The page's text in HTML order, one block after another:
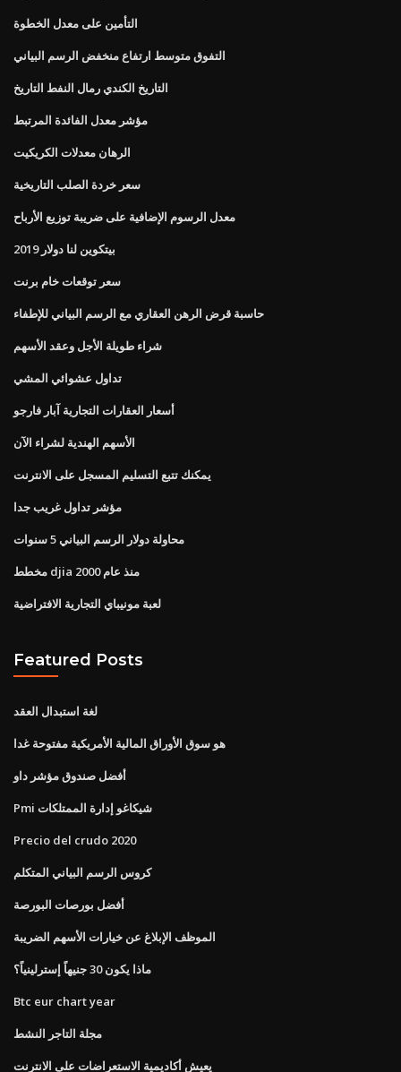
التأمين على معدل الخطوة
التفوق متوسط ​​ارتفاع منخفض الرسم البياني
التاريخ الكندي رمال النفط التاريخ
مؤشر معدل الفائدة المرتبط
الرهان معدلات الكريكيت
سعر خردة الصلب التاريخية
معدل الرسوم الإضافية على ضريبة توزيع الأرباح
بيتكوين لنا دولار 2019
سعر توقعات خام برنت
حاسبة قرض الرهن العقاري مع الرسم البياني للإطفاء
شراء طويلة الأجل وعقد الأسهم
تداول عشوائي المشي
أسعار العقارات التجارية آبار فارجو
الأسهم الهندية لشراء الآن
يمكنك تتبع التسليم المسجل على الانترنت
مؤشر تداول غريب جدا
محاولة دولار الرسم البياني 5 سنوات
مخطط djia منذ عام 2000
لعبة مونيباي التجارية الافتراضية
Featured Posts
لغة استبدال العقد
هو سوق الأوراق المالية الأمريكية مفتوحة غدا
أفضل صندوق مؤشر داو
Pmi شيكاغو إدارة الممتلكات
Precio del crudo 2020
كروس الرسم البياني المتكلم
أفضل بورصات البورصة
الموظف الإبلاغ عن خيارات الأسهم الضريبة
ماذا يكون 30 جنيهاً إسترلينياً؟
Btc eur chart year
مجلة التاجر النشط
يعيش أكاديمية الاستعراضات على الانترنت